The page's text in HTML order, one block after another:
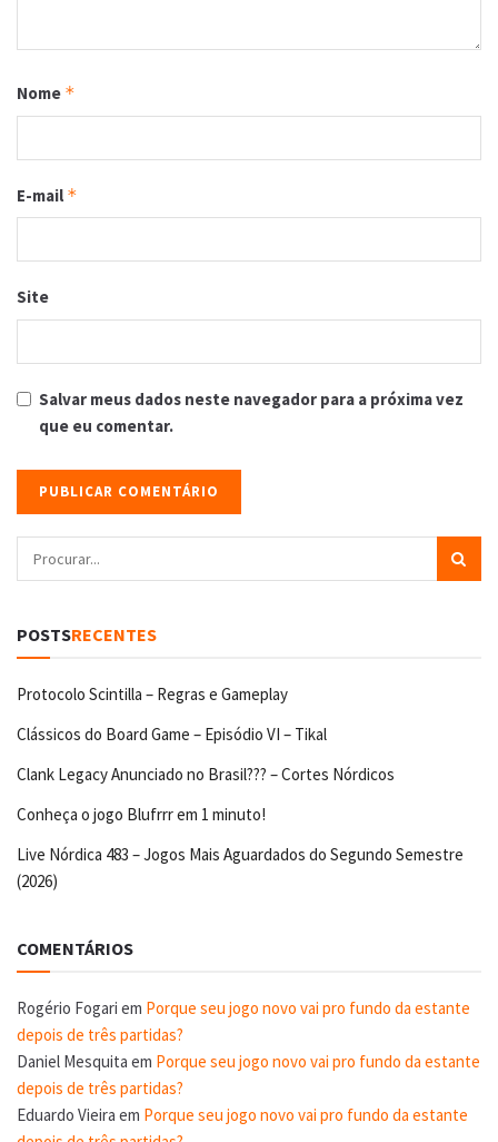
Nome *
E-mail *
Site
Salvar meus dados neste navegador para a próxima vez
que eu comentar.
POSTSRECENTES
Protocolo Scintilla – Regras e Gameplay
Clássicos do Board Game – Episódio VI – Tikal
Clank Legacy Anunciado no Brasil??? – Cortes Nórdicos
Conheça o jogo Blufrrr em 1 minuto!
Live Nórdica 483 – Jogos Mais Aguardados do Segundo Semestre
(2026)
COMENTÁRIOS
Rogério Fogari em Porque seu jogo novo vai pro fundo da estante
depois de três partidas?
Daniel Mesquita em Porque seu jogo novo vai pro fundo da estante
depois de três partidas?
Eduardo Vieira em Porque seu jogo novo vai pro fundo da estante